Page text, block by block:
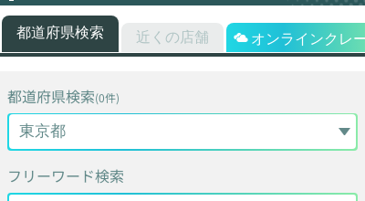
都道府県検索 近くの店舗 オンラインクレー
都道府県検索(0件)
フリーワード検索